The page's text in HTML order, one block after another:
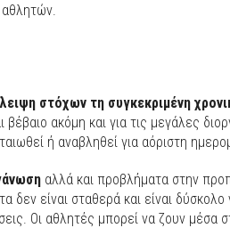
στόχων τη συγκεκριμένη
ακόμη και για τις μεγάλες
ή αναβληθεί για αόριστη
αλλά και προβλήματα στην
δεν είναι σταθερά και είναι δύσκολο
Οι αθλητές μπορεί να ζουν μέσα